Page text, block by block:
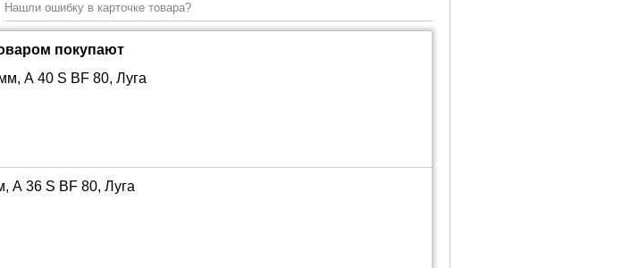
Нашли ошибку в карточке товара?
покупают
А 40 S BF 80, Луга
А 36 S BF 80, Луга